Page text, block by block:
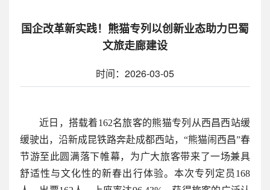
国企改革新实践！熊猫专列以创新业态助力巴蜀
文旅走廊建设
时间：2026-03-05
近日，搭载着162名旅客的熊猫专列从西昌西站缓
缓驶出，沿新成昆铁路奔赴成都西站，“熊猫闹西昌”春
节游至此圆满落下帷幕，为广大旅客带来了一场兼具
舒适性与文化性的新春出行体验。本次专列定员168